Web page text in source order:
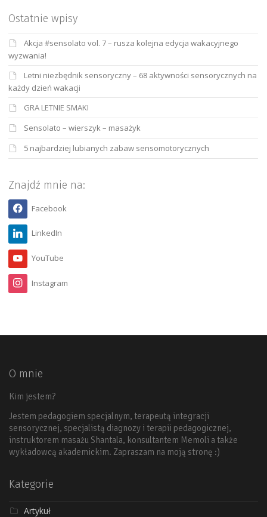
Ostatnie wpisy
Akcja #sensolato vol. 7 – rusza kolejna edycja wakacyjnego
wyzwania!
Letni niezbędnik sensoryczny – 68 aktywności sensorycznych na
każdy dzień wakacji
GRA LETNIE SMAKI
Sensolato – wierszyk – masażyk
5 najbardziej lubianych zabaw sensomotorycznych
Znajdź mnie na:
Facebook
LinkedIn
YouTube
Instagram
O mnie
Kim jestem?
Jestem pedagogiem specjalnym, terapeutą integracji
sensorycznej, specjalistą diagnozy i terapii pedagogicznej,
instruktorem masażu Shantala, konsultantem Memoli a także
wykładowcą akademickim. Zapraszam na moją stronę :)
Kategorie
Artykuł